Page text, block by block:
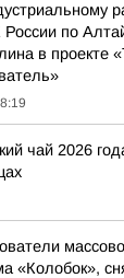
по
в проекте
чай 2026
«Колобок»,